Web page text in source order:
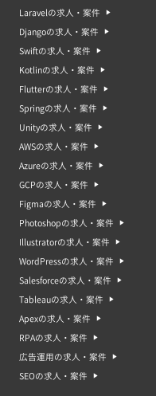
バックエンドエンジニアって
件・求人の特徴
機能を開発するエンジニアです
えばPHP、Ruby、Java、
必要とされます。 バックエンド
イトやアプリケーションのサー
す。また、システムのスケーラ
ーバーサイドのアーキテクチャ
ルアップを図ることが求められ
バックエンドエンジニア案
ニアのニーズ
バックエンドエンジニアはエン
でのバックエンド開発に対する
すが、経験豊富なバックエンド
れることが多いです。 バックエ
している必要があります。また
ティー、セキュリティなどを考
イエンティストと協業して、最
られます。
バックエンドエンジニア案件
Laravelの求人・案件
Djangoの求人・案件
Swiftの求人・案件
Kotlinの求人・案件
Flutterの求人・案件
Springの求人・案件
Unityの求人・案件
AWSの求人・案件
Azureの求人・案件
GCPの求人・案件
Figmaの求人・案件
Photoshopの求人・案件
Illustratorの求人・案件
WordPressの求人・案件
Salesforceの求人・案件
Tableauの求人・案件
Apexの求人・案件
RPAの求人・案件
広告運用の求人・案件
SEOの求人・案件